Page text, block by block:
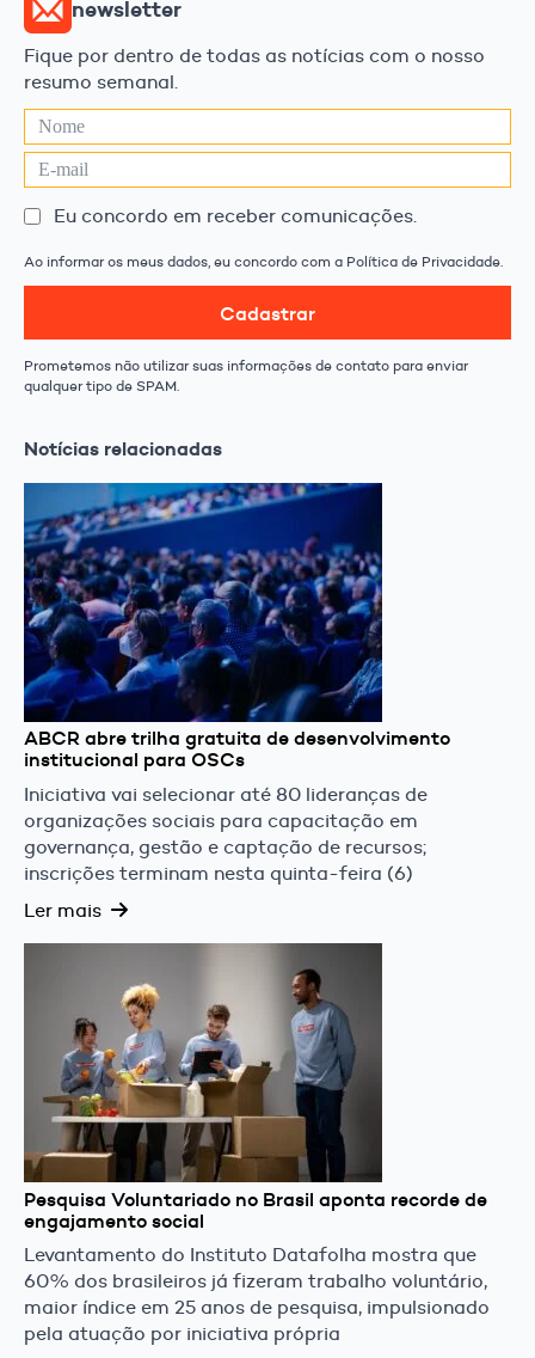
newsletter
Fique por dentro de todas as notícias com o nosso
resumo semanal.
Eu concordo em receber comunicações.
Ao informar os meus dados, eu concordo com a Política de Privacidade.
Cadastrar
Prometemos não utilizar suas informações de contato para enviar
qualquer tipo de SPAM.
Notícias relacionadas
ABCR abre trilha gratuita de desenvolvimento
institucional para OSCs
Iniciativa vai selecionar até 80 lideranças de
organizações sociais para capacitação em
governança, gestão e captação de recursos;
inscrições terminam nesta quinta-feira (6)
Ler mais
Pesquisa Voluntariado no Brasil aponta recorde de
engajamento social
Levantamento do Instituto Datafolha mostra que
60% dos brasileiros já fizeram trabalho voluntário,
maior índice em 25 anos de pesquisa, impulsionado
pela atuação por iniciativa própria